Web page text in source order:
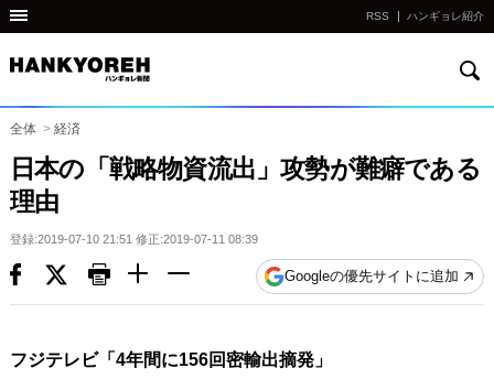
他
国
の
サ
イ
ト
の
リ
ク
RSS ハンギョレ紹介
全体 > 経済
日本の「戦略物資流出」攻勢が難癖である
理由
登録:2019-07-10 21:51 修正:2019-07-11 08:39
Googleの優先サイトに追加
フジテレビ「4年間に156回密輸出摘発」